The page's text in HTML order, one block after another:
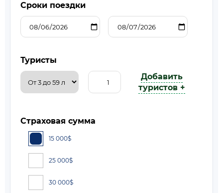
Сроки поездки
Туристы
Добавить
туристов +
Страховая сумма
15 000$
25 000$
30 000$